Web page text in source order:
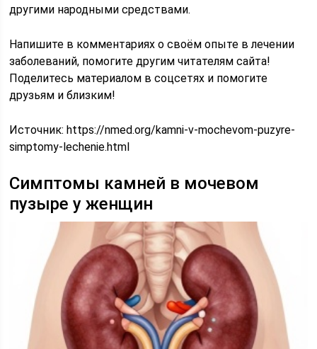
другими народными средствами.
Напишите в комментариях о своём опыте в лечении
заболеваний, помогите другим читателям сайта!
Поделитесь материалом в соцсетях и помогите
друзьям и близким!
Источник:https://nmed.org/kamni-v-mochevom-puzyre-
simptomy-lechenie.html
Симптомы камней в мочевом
пузыре у женщин